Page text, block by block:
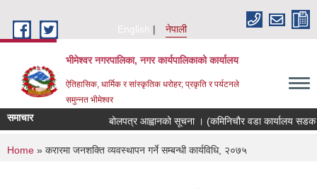
English
नेपाली
भीमेश्वर नगरपालिका, नगर कार्यपालिकाको कार्यालय
ऐतिहासिक, धार्मिक र सांस्कृतिक धरोहर; प्रकृति र पर्यटनले
समुन्नत भीमेश्वर
समाचार बोलपत्र आह्वानको सूचना । (कमिनिचौर वडा कार्यालय सडक
You are here
Home » करारमा जनशक्ति व्यवस्थापन गर्ने सम्बन्धी कार्यविधि, २०७५